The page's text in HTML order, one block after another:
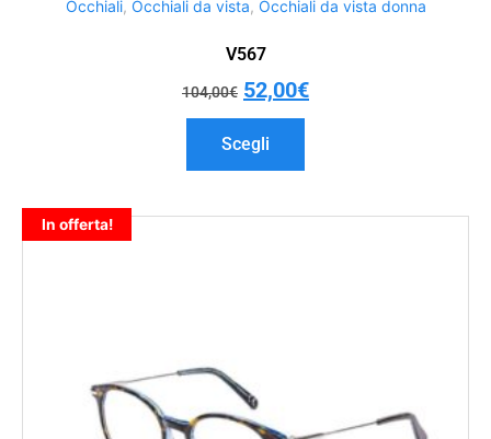
Occhiali, Occhiali da vista, Occhiali da vista donna
V567
104,00€ 52,00€
Scegli
In offerta!